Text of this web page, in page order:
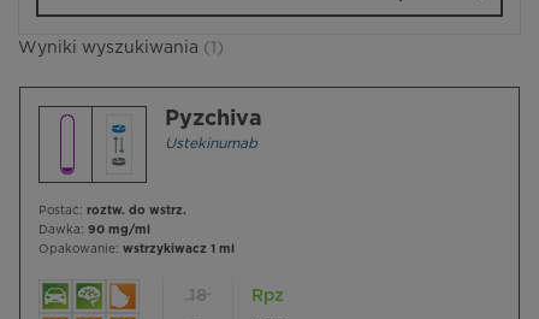
Wyniki wyszukiwania (1)
Pyzchiva
Ustekinumab
Postać: roztw. do wstrz.
Dawka: 90 mg/ml
Opakowanie: wstrzykiwacz 1 ml
18
Rpz